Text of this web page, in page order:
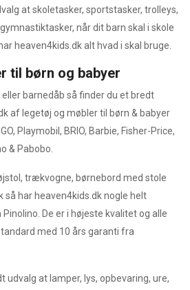
at skoletasker, sportstasker, trolleys,
når dit barn skal i skole
heaven4kids.dk alt hvad i skal bruge.
til børn og babyer
barnedåb så finder du et bredt
af legetøj og møbler til børn & babyer
Playmobil, BRIO, Barbie, Fisher-Price,
& Pabobo.
trækvogne, børnebord med stole
har heaven4kids.dk nogle helt
De er i højeste kvalitet og alle
med 10 års garanti fra
udvalg at lamper, lys, opbevaring, ure,